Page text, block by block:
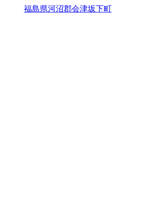
福島県河沼郡会津坂下町